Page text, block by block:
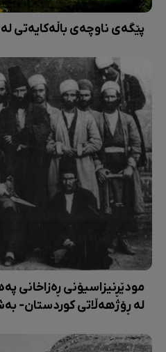
پێگەی ناوچەی باڵەکایەتی
مودێڕنیزاسیۆنی ڕەزاخانی
لە ڕۆژهەڵاتی کوردستان-